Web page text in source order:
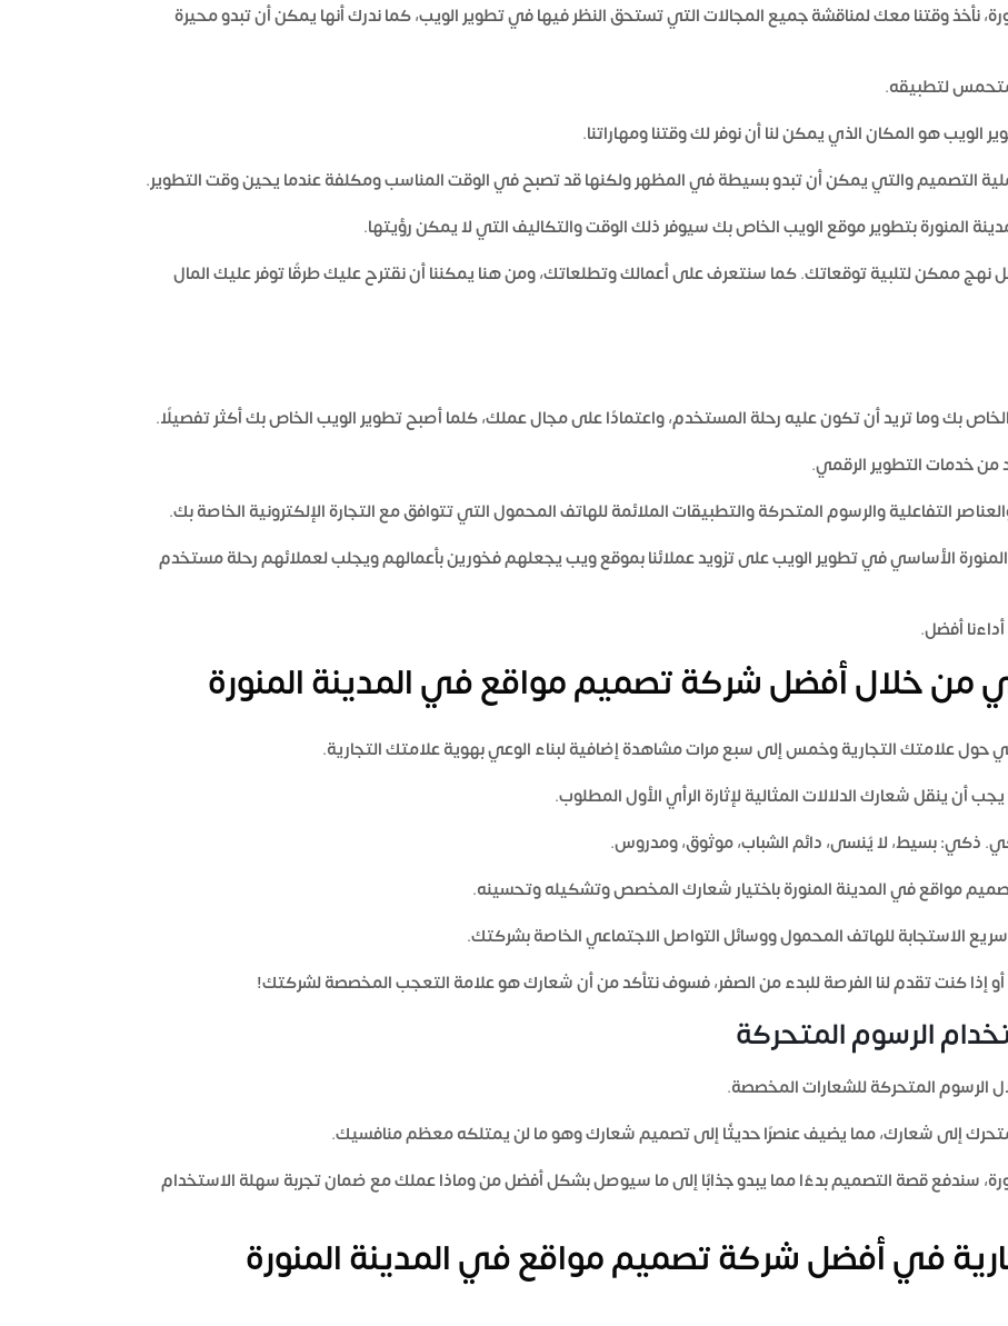
، نأخذ وقتنا معك لمناقشة جميع المجالات التي تستحق النظر فيها في تطوير الويب، كما ندرك أنها يمكن أن تبدو محيرة
متحمس لتطبيقه.
هو المكان الذي يمكن لنا أن نوفر لك وقتنا ومهاراتنا.
التصميم والتي يمكن أن تبدو بسيطة في المظهر ولكنها قد تصبح في الوقت المناسب ومكلفة عندما يحين وقت التطوير.
المنورةبتطوير موقع الويب الخاص بك سيوفر ذلك الوقت والتكاليف التي لا يمكن رؤيتها.
نهج ممكن لتلبية توقعاتك. كما سنتعرف على أعمالك وتطلعاتك، ومن هنا يمكننا أن نقترح عليك طرقًا توفر عليك المال
بك وما تريد أن تكون عليه رحلة المستخدم، واعتمادًا على مجال عملك، كلما أصبح تطوير الويب الخاص بك أكثر تفصيلًا.
من خدمات التطوير الرقمي.
التفاعلية والرسوم المتحركة والتطبيقات الملائمة للهاتف المحمول التي تتوافق مع التجارة الإلكترونية الخاصة بك.
الأساسي في تطوير الويب على تزويد عملائنا بموقع ويب يجعلهم فخورين بأعمالهم ويجلب لعملائهم رحلة مستخدم
أفضل.
من خلال أفضل شركة تصميم مواقع في المدينة المنورة
علامتك التجارية وخمس إلى سبع مرات مشاهدة إضافية لبناء الوعي بهوية علامتك التجارية.
ينقل شعارك الدلالات المثالية لإثارة الرأي الأول المطلوب.
ذكي: بسيط، لا يُنسى، دائم الشباب، موثوق، ومدروس.
مواقع في المدينة المنورةباختيار شعارك المخصص وتشكيله وتحسينه.
الاستجابة للهاتف المحمول ووسائل التواصل الاجتماعي الخاصة بشركتك.
إذا كنت تقدم لنا الفرصة للبدء من الصفر، فسوف نتأكد من أن شعارك هو علامة التعجب المخصصة لشركتك!
الرسوم المتحركة
الرسوم المتحركة للشعارات المخصصة.
إلى شعارك، مما يضيف عنصرًا حديثًا إلى تصميم شعارك وهو ما لن يمتلكه معظم منافسيك.
، سندفع قصة التصميم بدءًا مما يبدو جذابًا إلى ما سيوصل بشكل أفضل من وماذا عملك مع ضمان تجربة سهلة الاستخدام
في أفضل شركة تصميم مواقع في المدينة المنورة